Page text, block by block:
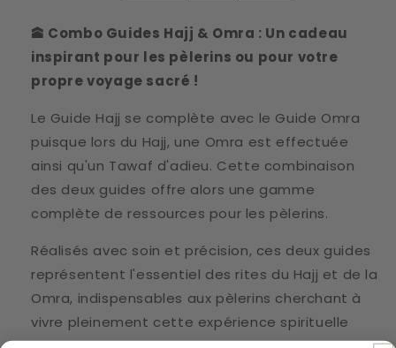
🕋 Combo Guides Hajj & Omra : Un cadeau
inspirant pour les pèlerins ou pour votre
propre voyage sacré !
Le Guide Hajj se complète avec le Guide Omra
puisque lors du Hajj, une Omra est effectuée
ainsi qu'un Tawaf d'adieu. Cette combinaison
des deux guides offre alors une gamme
complète de ressources pour les pèlerins.
Réalisés avec soin et précision, ces deux guides
représentent l'essentiel des rites du Hajj et de la
Omra, indispensables aux pèlerins cherchant à
vivre pleinement cette expérience spirituelle